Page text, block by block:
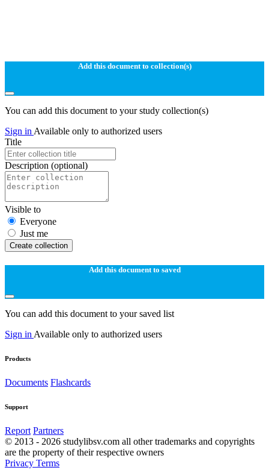
Add this document to collection(s)
You can add this document to your study collection(s)
Sign in Available only to authorized users
Title
Description (optional)
Visible to
Everyone
Just me
Create collection
Add this document to saved
You can add this document to your saved list
Sign in Available only to authorized users
Products
Documents Flashcards
Support
Report Partners
© 2013 - 2026 studylibsv.com all other trademarks and copyrights
are the property of their respective owners
Privacy Terms